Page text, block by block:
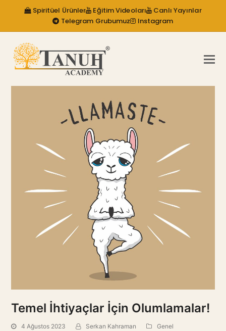
Spiritüel Ürünler Eğitim Videoları
Canlı Yayınlar
Telegram Grubumuz
Instagram
Temel İhtiyaçlar İçin Olumlamalar!
4 Ağustos 2023 Serkan Kahraman
Genel